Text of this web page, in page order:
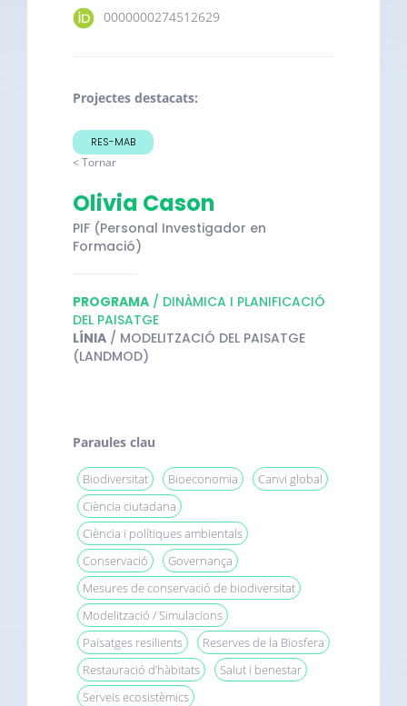
0000000274512629
Projectes destacats:
RES-MAB
< Tornar
Olivia Cason
PIF (Personal Investigador en
Formació)
PROGRAMA / DINÀMICA I PLANIFICACIÓ
DEL PAISATGE
LÍNIA / MODELITZACIÓ DEL PAISATGE
(LANDMOD)
Paraules clau
Biodiversitat Bioeconomia
Canvi global
Ciència ciutadana
Ciència i polítiques ambientals
Conservació
Governança
Mesures de conservació de biodiversitat
Modelització / Simulacions
Paisatges resilients
Reserves de la Biosfera
Restauració d’hàbitats
Salut i benestar
Serveis ecosistèmics